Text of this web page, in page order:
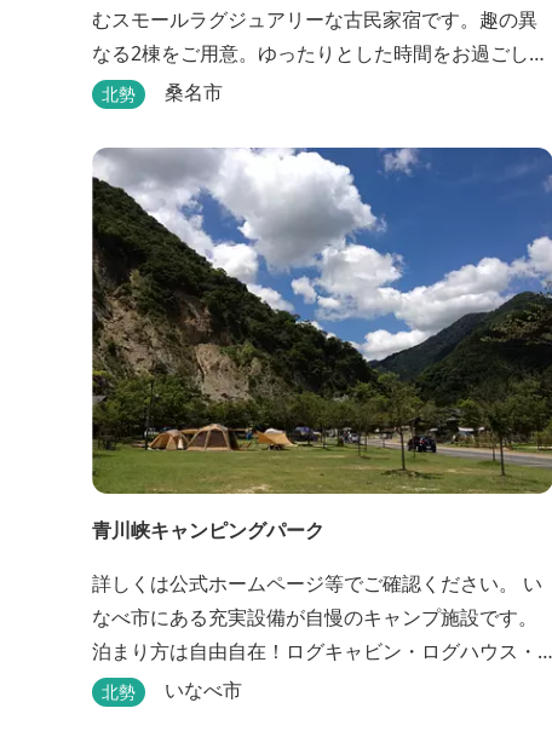
むスモールラグジュアリーな古民家宿です。趣の異
なる2棟をご用意。ゆったりとした時間をお過ごしく
ださい。
北勢 桑名市
青川峡キャンピングパーク
詳しくは公式ホームページ等でご確認ください。 い
なべ市にある充実設備が自慢のキャンプ施設です。
泊まり方は自由自在！ログキャビン・ログハウス・
コテージ・テントなど自由なキャンプスタイルが楽
北勢 いなべ市